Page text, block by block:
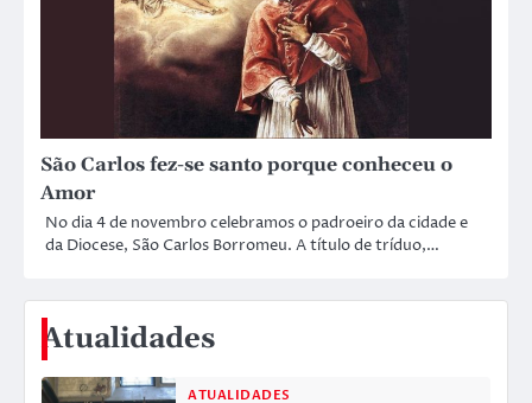
São Carlos fez-se santo porque conheceu o
Amor
No dia 4 de novembro celebramos o padroeiro da cidade e
da Diocese, São Carlos Borromeu. A título de tríduo,…
Atualidades
ATUALIDADES